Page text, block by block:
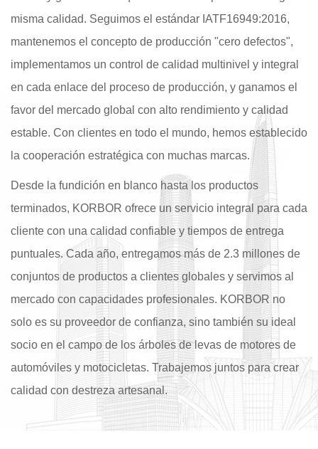
misma calidad. Seguimos el estándar IATF16949:2016,
mantenemos el concepto de producción "cero defectos",
implementamos un control de calidad multinivel y integral
en cada enlace del proceso de producción, y ganamos el
favor del mercado global con alto rendimiento y calidad
estable. Con clientes en todo el mundo, hemos establecido
la cooperación estratégica con muchas marcas.
Desde la fundición en blanco hasta los productos
terminados, KORBOR ofrece un servicio integral para cada
cliente con una calidad confiable y tiempos de entrega
puntuales. Cada año, entregamos más de 2.3 millones de
conjuntos de productos a clientes globales y servimos al
mercado con capacidades profesionales. KORBOR no
solo es su proveedor de confianza, sino también su ideal
socio en el campo de los árboles de levas de motores de
automóviles y motocicletas. Trabajemos juntos para crear
calidad con destreza artesanal.